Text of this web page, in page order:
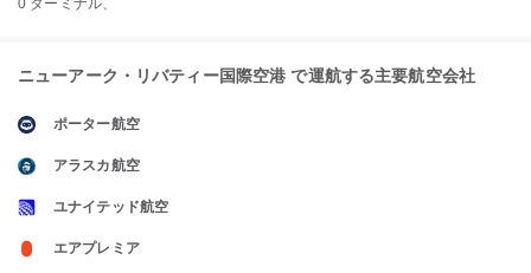
0 ターミナル、
ニューアーク・リバティー国際空港 で運航する主要航空会社
ポーター航空
アラスカ航空
ユナイテッド航空
エアプレミア